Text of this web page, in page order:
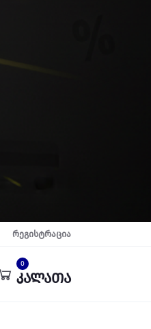
რეგისტრაცია
0
კალათა